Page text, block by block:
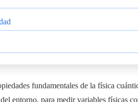
fundamentales de la física
entorno, para medir variables físicas